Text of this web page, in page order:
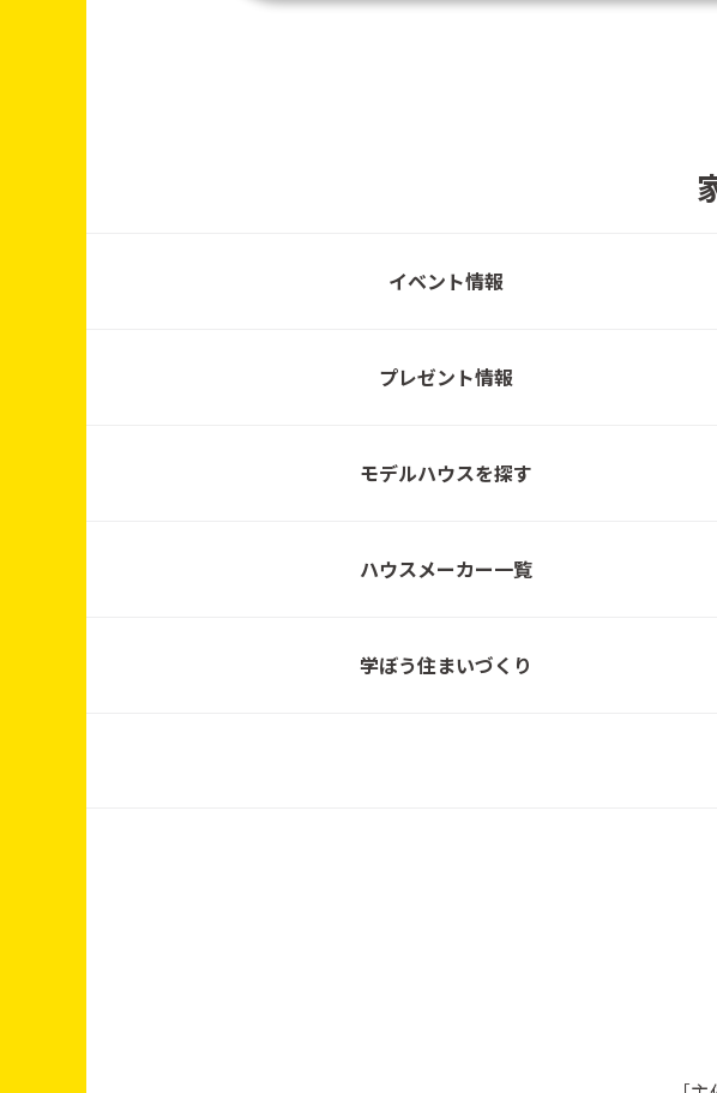
2026.6.26㈮～7.31㈮
トヨタホ
ャンペー
【予約制
住まいの
イベント情報
プレゼント情報
モデルハウスを探す
ハウスメーカー一覧
学ぼう住まいづくり